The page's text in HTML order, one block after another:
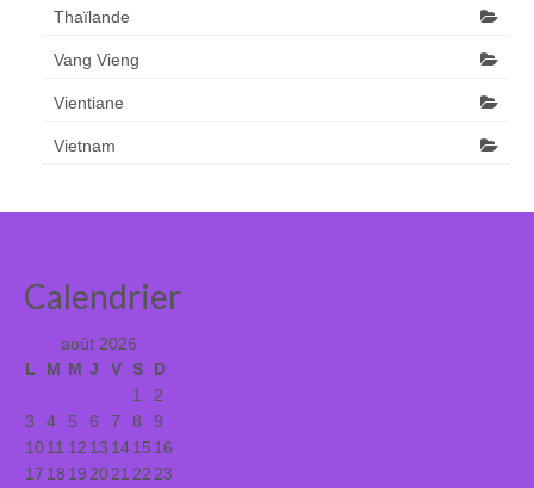
Thaïlande
Vang Vieng
Vientiane
Vietnam
Calendrier
août 2026
L
M M J V S D
1
2
3
4 5 6 7 8
9
1011 12 13 1415 16
17 18 19 2021 22 23